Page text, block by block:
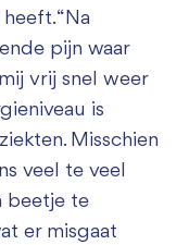
“Na
pijn waar
vrij snel weer
is
Misschien
veel te veel
beetje te
er misgaat